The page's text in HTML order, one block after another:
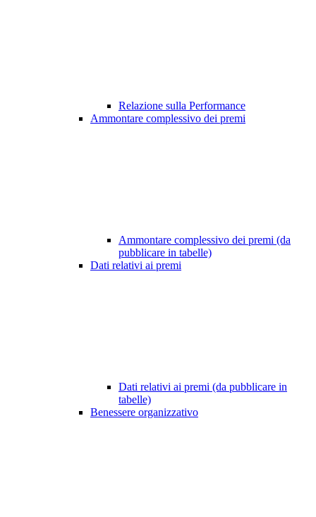
Relazione sulla Performance
Ammontare complessivo dei premi
Ammontare complessivo dei premi (da
pubblicare in tabelle)
Dati relativi ai premi
Dati relativi ai premi (da pubblicare in
tabelle)
Benessere organizzativo